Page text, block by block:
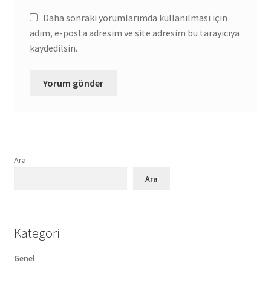
Daha sonraki yorumlarımda kullanılması için
adım, e-posta adresim ve site adresim bu tarayıcıya
kaydedilsin.
Ara
Ara
Kategori
Genel